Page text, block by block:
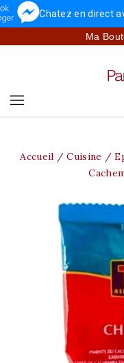
Chatez en direct
Ma
Accueil Cuisine